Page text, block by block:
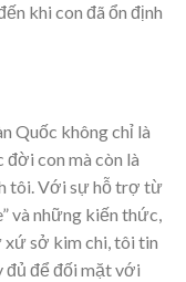
khi con đã ổn định
Quốc không chỉ là
con mà còn là
tôi. Với sự hỗ trợ từ
và những kiến thức,
xứ sở kim chi, tôi tin
đủ để đối mặt với